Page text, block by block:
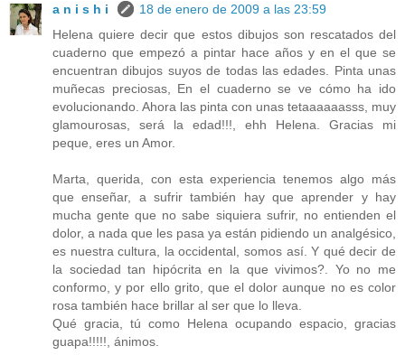
a n i s h i
18 de enero de 2009 a las 23:59
Helena quiere decir que estos dibujos son rescatados del
cuaderno que empezó a pintar hace años y en el que se
encuentran dibujos suyos de todas las edades. Pinta unas
muñecas preciosas, En el cuaderno se ve cómo ha ido
evolucionando. Ahora las pinta con unas tetaaaaaasss, muy
glamourosas, será la edad!!!, ehh Helena. Gracias mi
peque, eres un Amor.
Marta, querida, con esta experiencia tenemos algo más
que enseñar, a sufrir también hay que aprender y hay
mucha gente que no sabe siquiera sufrir, no entienden el
dolor, a nada que les pasa ya están pidiendo un analgésico,
es nuestra cultura, la occidental, somos así. Y qué decir de
la sociedad tan hipócrita en la que vivimos?. Yo no me
conformo, y por ello grito, que el dolor aunque no es color
rosa también hace brillar al ser que lo lleva.
Qué gracia, tú como Helena ocupando espacio, gracias
guapa!!!!!, ánimos.